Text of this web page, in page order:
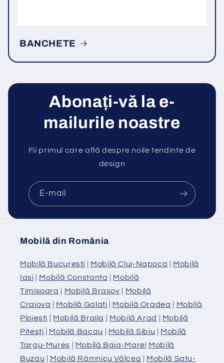
BANCHETE
Abonați-vă la e-
mailurile noastre
Fii primul care află despre noile tendinte de
design
E-mail
Mobilă din România
Mobilă Bucuresti | Mobilă Cluj-Napoca | Mobilă
Iasi | Mobilă Constanta | Mobilă
Timisoara | Mobilă Brasov | Mobilă
Craiova | Mobilă Galati | Mobilă Oradea | Mobilă
Ploiesti | Mobilă Braila | Mobilă Arad | Mobilă
Pitesti | Mobilă Bacau | Mobilă Sibiu | Mobilă
Targu-Mures | Mobilă Baia-Mare| Mobilă
Buzau | Mobilă Râmnicu Vâlcea | Mobilă Satu-